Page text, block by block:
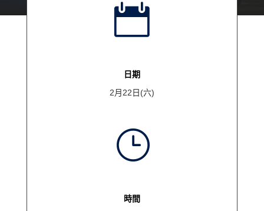

日期
2月22日(六)
}
時間